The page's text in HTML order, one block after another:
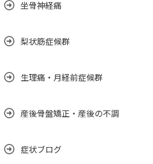
坐骨神経痛
梨状筋症候群
生理痛・月経前症候群
産後骨盤矯正・産後の不調
症状ブログ